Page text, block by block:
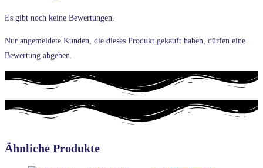
Es gibt noch keine Bewertungen.
Nur angemeldete Kunden, die dieses Produkt gekauft haben, dürfen eine
Bewertung abgeben.
Ähnliche Produkte